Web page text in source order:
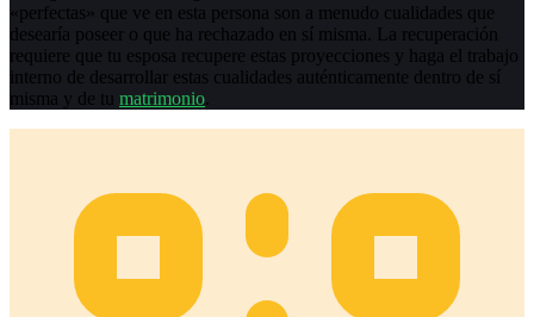
«perfectas» que ve en esta persona son a menudo cualidades que
desearía poseer o que ha rechazado en sí misma. La recuperación
requiere que tu esposa recupere estas proyecciones y haga el trabajo
interno de desarrollar estas cualidades auténticamente dentro de sí
misma y de tu matrimonio